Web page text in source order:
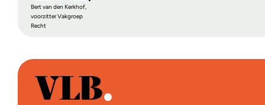
Bert van den Kerkhof,
voorzitter Vakgroep
Recht